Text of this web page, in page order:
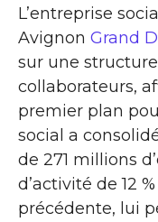
L’entreprise
Avignon Grand
sur une
collaborateurs,
premier plan
social a
de 271 millions
d’activité de 12
précédente, lui